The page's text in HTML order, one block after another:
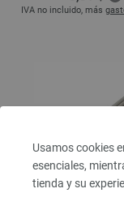
Usamos cookies
esenciales,
tienda y su
IVA no incluido, más
inoxidable